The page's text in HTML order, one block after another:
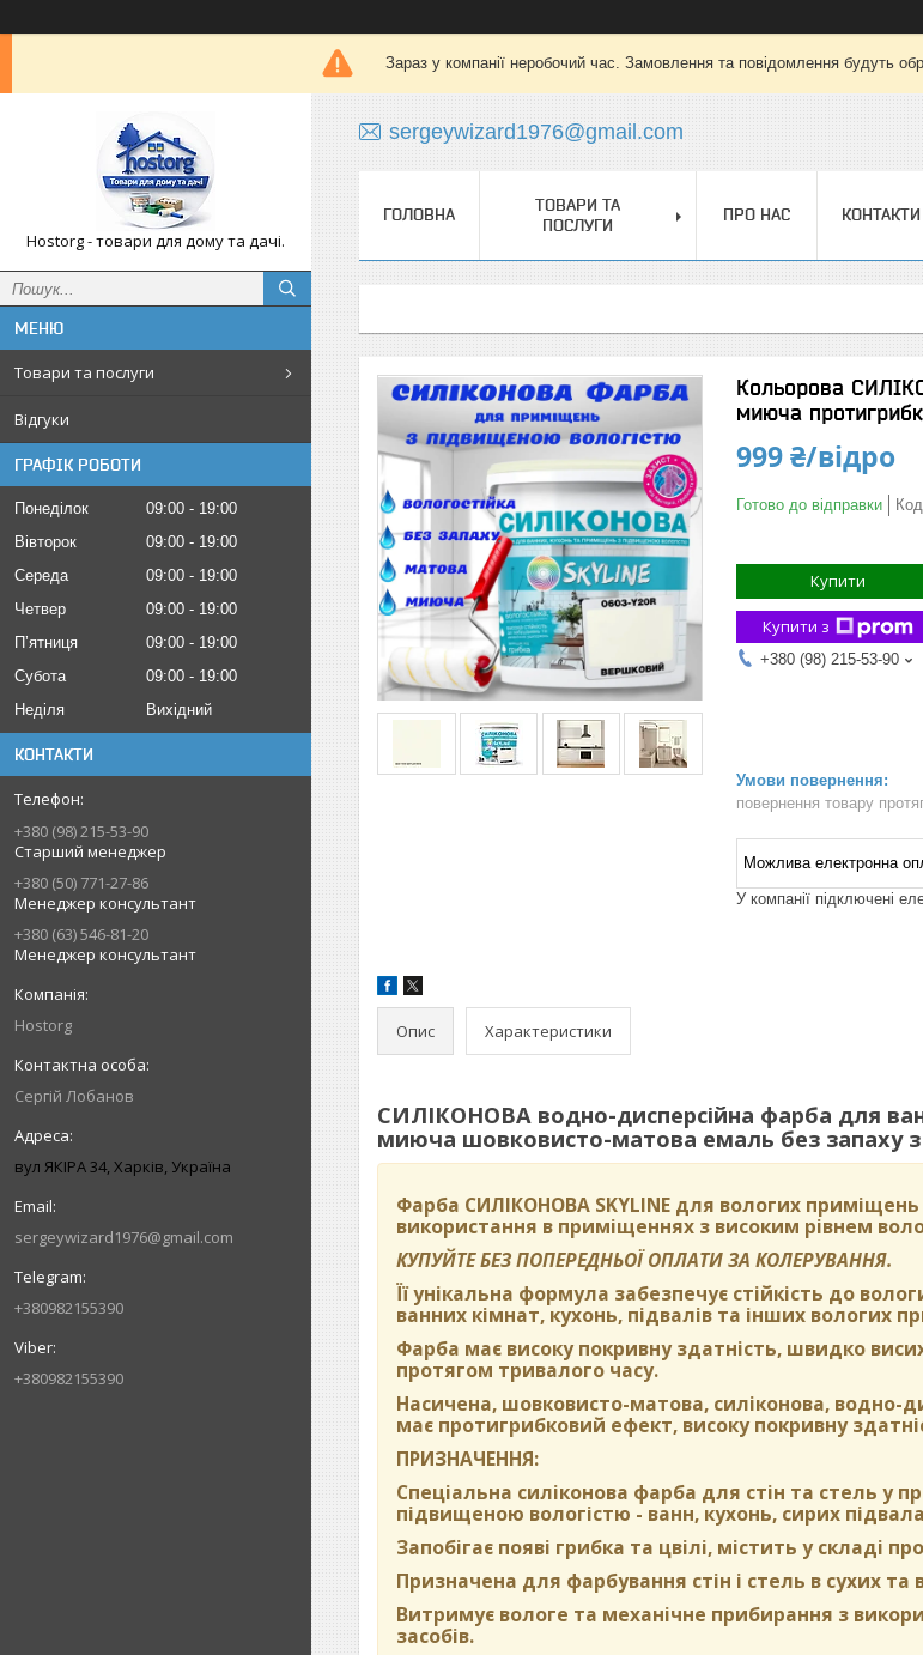
Зараз у компанії неробочий час. Замовлення та повідомлення будуть
Hostorg - товари для дому та дачі.
Товари та послуги
Відгуки
ГРАФІК РОБОТИ
Понеділок 09:00
19:00
Вівторок
09:00
19:00
Середа
09:00
19:00
Четвер
09:00
19:00
Пʼятниця
09:00
19:00
Субота
09:00
19:00
Неділя
Вихідний
КОНТАКТИ
+380 (98) 215-53-90
Старший менеджер
+380 (50) 771-27-86
Менеджер консультант
+380 (63) 546-81-20
Менеджер консультант
Hostorg
Сергій Лобанов
вул ЯКІРА 34, Харків, Україна
sergeywizard1976@gmail.com
+380982155390
+380982155390
sergeywizard1976@gmail.com
ГОЛОВНА
ТОВАРИ ТА
ПОСЛУГИ
ПРО НАС КОНТАКТИ
Кольорова
миюча
999 ₴/відро
Готово до відправки
Купити
Купити з
+380 (98) 215-53-90
повернення товару
У компанії підключені
Опис Характеристики
СИЛІКОНОВА водно-дисперсійна фарба для
миюча шовковисто-матова емаль без запаху
Фарба СИЛІКОНОВА SKYLINE для вологих приміщень
використання в приміщеннях з високим рівнем
КУПУЙТЕ БЕЗ ПОПЕРЕДНЬОЇ ОПЛАТИ ЗА КОЛЕРУВАННЯ.
Її унікальна формула забезпечує стійкість до
ванних кімнат, кухонь, підвалів та інших вологих
Фарба має високу покривну здатність, швидко
протягом тривалого часу.
Насичена, шовковисто-матова, силіконова,
має протигрибковий ефект, високу покривну
ПРИЗНАЧЕННЯ:
Спеціальна силіконова фарба для стін та стель у
підвищеною вологістю - ванн, кухонь, сирих
Запобігає появі грибка та цвілі, містить у складі
Призначена для фарбування стін і стель в сухих
Витримує вологе та механічне прибирання з
засобів.